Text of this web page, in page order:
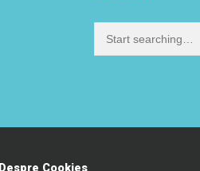
Despre Cookies